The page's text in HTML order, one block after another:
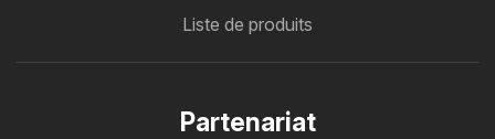
Liste de produits
Partenariat